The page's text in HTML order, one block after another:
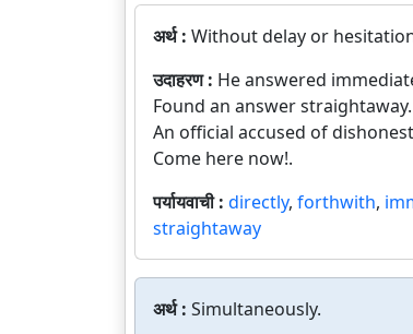
अर्थ : Without delay or
उदाहरण : He answered
Found an answer straightaway.
An official accused of
Come here now!.
पर्यायवाची : directly, forthwith,
straightaway
अर्थ : Simultaneously.